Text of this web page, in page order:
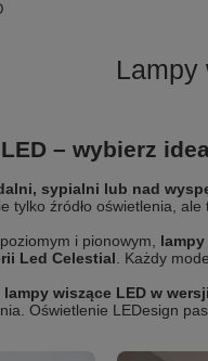
Lampy
– wybierz
sypialni lub nad
tylko źródło oświetlenia,
i pionowym, lampy
Led Celestial . Każdy
lampy wiszące LED w
Oświetlenie LEDesign